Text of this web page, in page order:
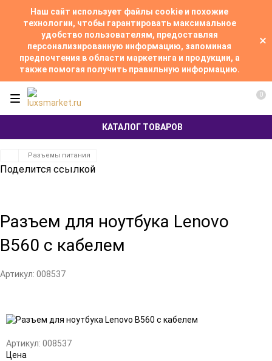
Наш сайт использует файлы cookie и похожие
технологии, чтобы гарантировать максимальное
удобство пользователям, предоставляя
персонализированную информацию, запоминая
предпочтения в области маркетинга и продукции, а
также помогая получить правильную информацию.
КАТАЛОГ ТОВАРОВ
0
Разъемы питания
Поделится ссылкой
Разъем для ноутбука Lenovo
B560 с кабелем
Артикул: 008537
в
к
Артикул: 008537
Цена